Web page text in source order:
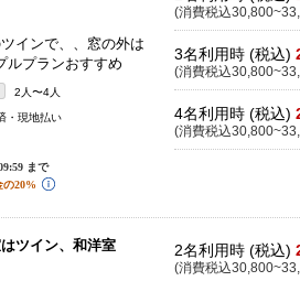
インで、、窓の外は
ルプランおすすめ
2人〜4人
・現地払い
(消費税込
3名利用時 (税込)
(消費税込
4名利用時 (税込)
(消費税込
ツイン、和洋室 2名利用時 (税込)
(消費税込